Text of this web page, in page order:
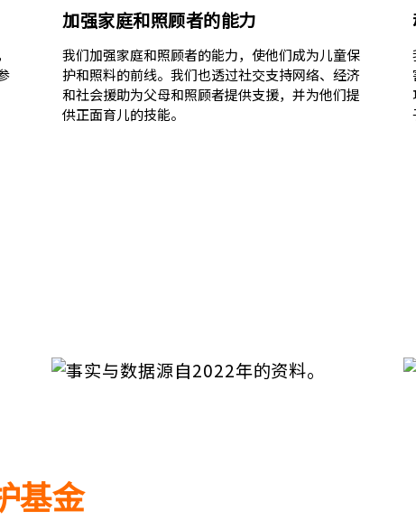
加强家庭和照顾者的能力
我们加强家庭和照顾者的能力，使他们成为儿童保
护和照料的前线。我们也透过社交支持网络、经济
和社会援助为父母和照顾者提供支援，并为他们提
供正面育儿的技能。
基金